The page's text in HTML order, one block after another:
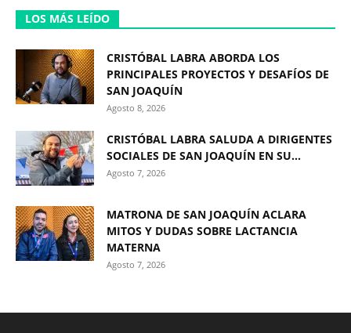
LOS MÁS LEÍDO
CRISTÓBAL LABRA ABORDA LOS
PRINCIPALES PROYECTOS Y DESAFÍOS DE
SAN JOAQUÍN
Agosto 8, 2026
CRISTÓBAL LABRA SALUDA A DIRIGENTES
SOCIALES DE SAN JOAQUÍN EN SU...
Agosto 7, 2026
MATRONA DE SAN JOAQUÍN ACLARA
MITOS Y DUDAS SOBRE LACTANCIA
MATERNA
Agosto 7, 2026